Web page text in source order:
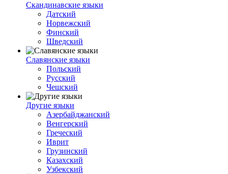
Скандинавские языки
Датский
Норвежский
Финский
Шведский
Славянские языки
Польский
Русский
Чешский
Другие языки
Азербайджанский
Венгерский
Греческий
Иврит
Грузинский
Казахский
Узбекский